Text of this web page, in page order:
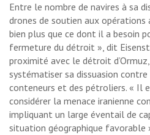
Entre le nombre de navires à sa
drones de soutien aux opérations
bien plus que ce dont il a besoin
fermeture du détroit », dit
proximité avec le détroit
systématiser sa dissuasion
conteneurs et des pétroliers. « Il
considérer la menace iranienne
impliquant un large éventail de
situation géographique favorable